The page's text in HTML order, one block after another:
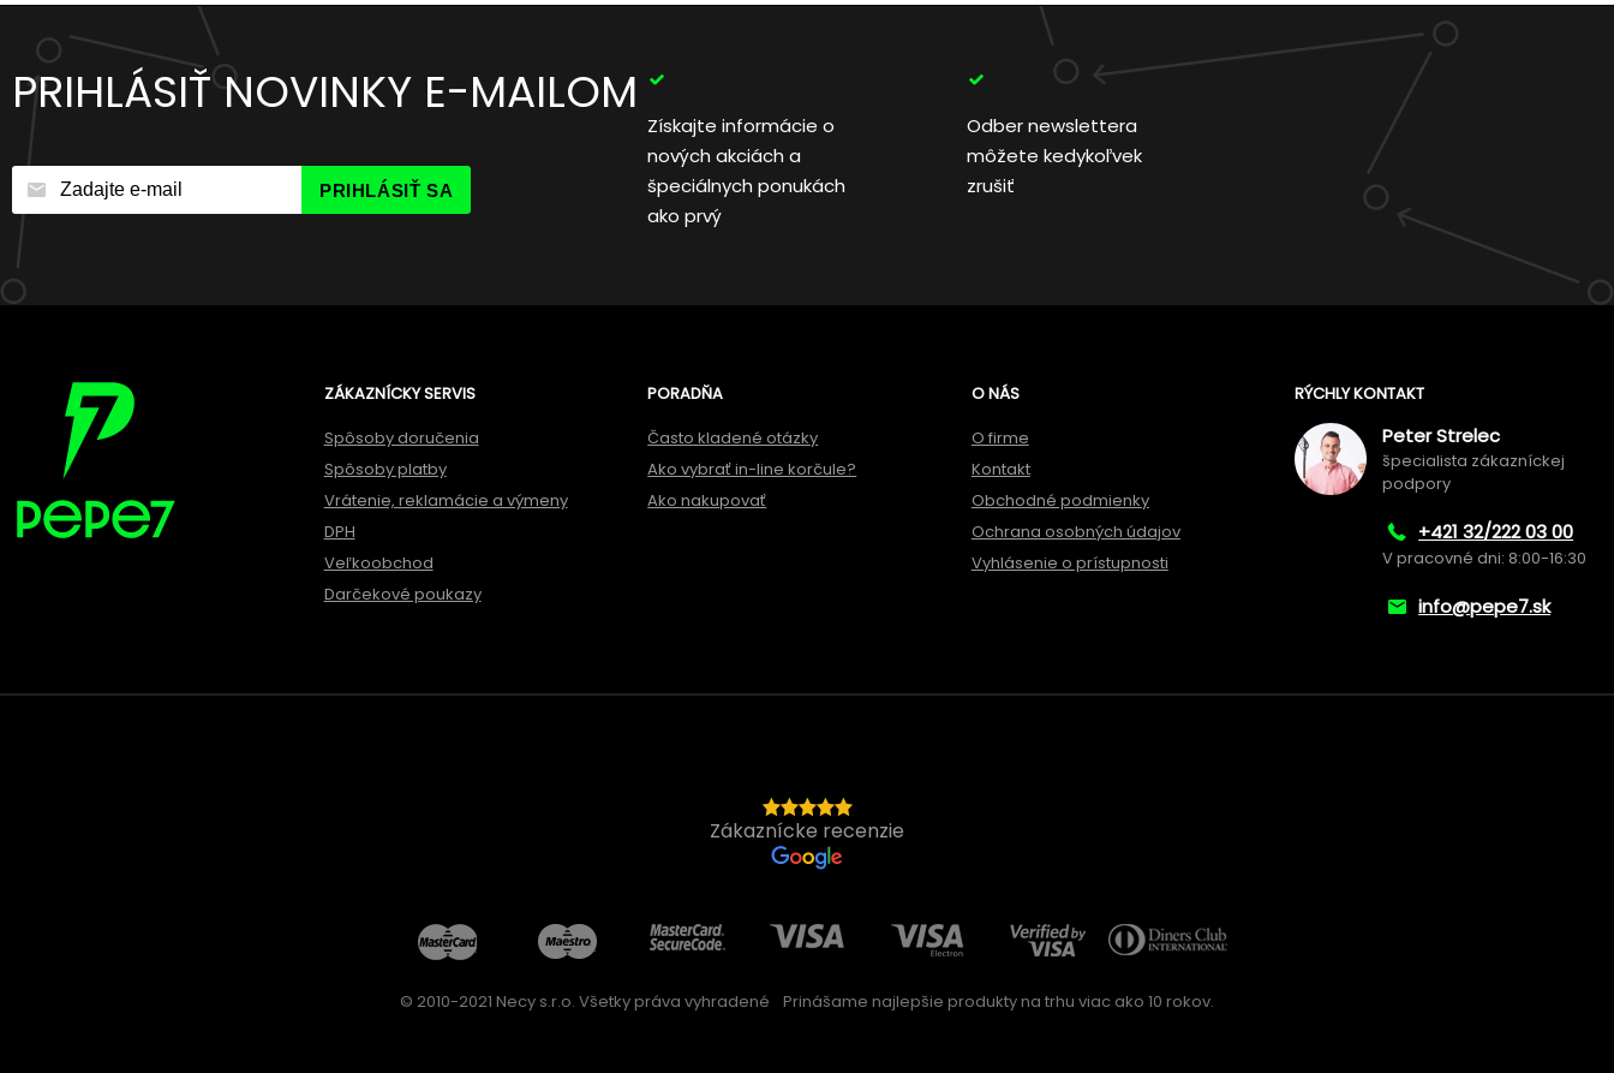
PRIHLÁSIŤ NOVINKY E-MAILOM
PRIHLÁSIŤ SA
Získajte informácie o
nových akciách a
špeciálnych ponukách
ako prvý
Odber newslettera
môžete kedykoľvek
zrušiť
ZÁKAZNÍCKY SERVIS
Spôsoby doručenia
Spôsoby platby
Vrátenie, reklamácie a výmeny
DPH
Veľkoobchod
Darčekové poukazy
PORADŇA
Často kladené otázky
Ako vybrať in-line korčule?
Ako nakupovať
O NÁS
O firme
Kontakt
Obchodné podmienky
Ochrana osobných údajov
Vyhlásenie o prístupnosti
RÝCHLY KONTAKT
Peter Strelec
špecialista zákazníckej
podpory
+421 32/222 03 00
V pracovné dni: 8:00-16:30
info@pepe7.sk
Zákaznícke recenzie
© 2010-2021 Necy s.r.o. Všetky práva vyhradené Prinášame najlepšie produkty na trhu viac ako 10 rokov.